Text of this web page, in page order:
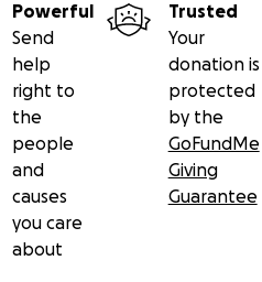
Powerful
Send
help
right to
the
people
and
causes
you care
about
Trusted
Your
donation is
protected
by the
GoFundMe
Giving
Guarantee